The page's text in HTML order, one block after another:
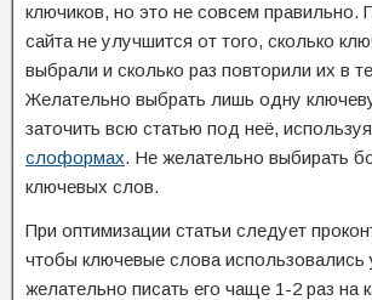
ключиков, но это не совсем правильно.
сайта не улучшится от того, сколько
выбрали и сколько раз повторили их в
Желательно выбрать лишь одну
заточить всю статью под неё,
слоформах. Не желательно выбирать
ключевых слов.
При оптимизации статьи следует
чтобы ключевые слова
желательно писать его чаще 1-2 раз на